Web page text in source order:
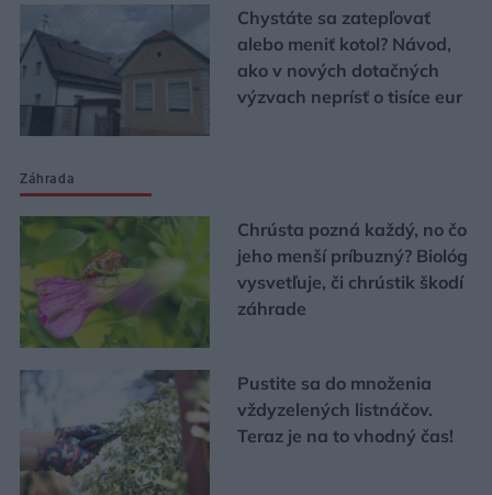
Chystáte sa zatepľovať
alebo meniť kotol? Návod,
ako v nových dotačných
výzvach neprísť o tisíce eur
Záhrada
Chrústa pozná každý, no čo
jeho menší príbuzný? Biológ
vysvetľuje, či chrústik škodí
záhrade
Pustite sa do množenia
vždyzelených listnáčov.
Teraz je na to vhodný čas!